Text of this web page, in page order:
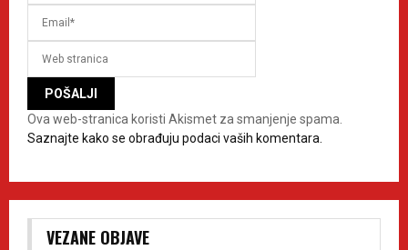
Ova web-stranica koristi Akismet za smanjenje spama.
Saznajte kako se obrađuju podaci vaših komentara.
VEZANE OBJAVE